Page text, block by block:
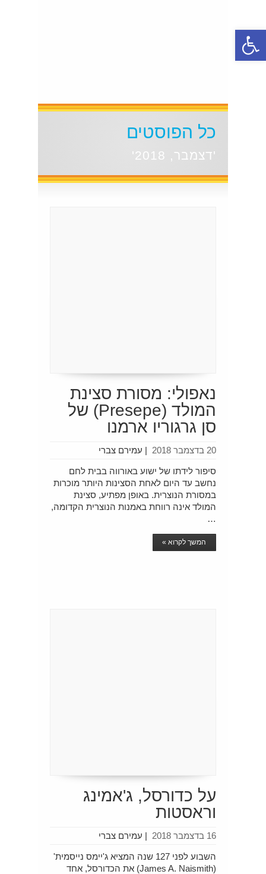
כל הפוסטים
'דצמבר, 2018'
נאפולי: מסורת סצינת
המולד (Presepe) של
סן גרגוריו ארמנו
עמירם צברי | 20 בדצמבר 2018
סיפור לידתו של ישוע באורווה בבית לחם
נחשב עד היום לאחת הסצינות היותר מוכרות
במסורת הנוצרית. באופן מפתיע, סצינת
המולד אינה רווחת באמנות הנוצרית הקדומה,
…
המשך לקרוא »
על כדורסל, ג'אמינג
וראסטות
עמירם צברי | 16 בדצמבר 2018
השבוע לפני 127 שנה המציא ג'יימס נייסמית'
(James A. Naismith) את הכדורסל, אחד
פתח סרגל נגישות